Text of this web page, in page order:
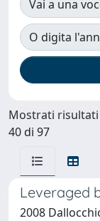
Vai a una
O digita
Mostrati risultati
40 di 97
Leveraged
2008